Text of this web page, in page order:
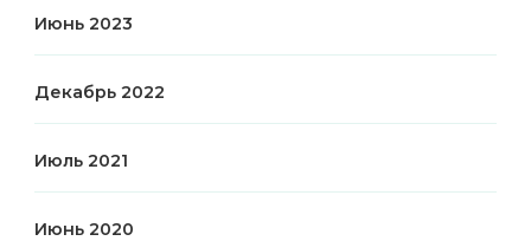
Июнь 2023
Декабрь 2022
Июль 2021
Июнь 2020